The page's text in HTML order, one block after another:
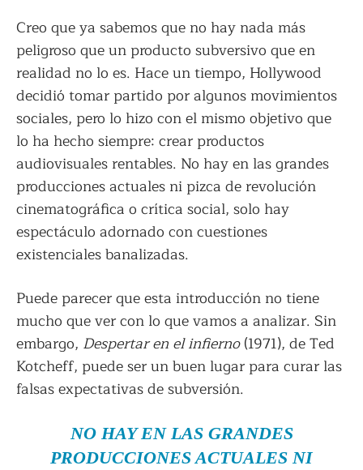
Creo que ya sabemos que no hay nada más
peligroso que un producto subversivo que en
realidad no lo es. Hace un tiempo, Hollywood
decidió tomar partido por algunos movimientos
sociales, pero lo hizo con el mismo objetivo que
lo ha hecho siempre: crear productos
audiovisuales rentables. No hay en las grandes
producciones actuales ni pizca de revolución
cinematográfica o crítica social, solo hay
espectáculo adornado con cuestiones
existenciales banalizadas.
Puede parecer que esta introducción no tiene
mucho que ver con lo que vamos a analizar. Sin
embargo, Despertar en el infierno(1971), de Ted
Kotcheff, puede ser un buen lugar para curar las
falsas expectativas de subversión.
NO HAY EN LAS GRANDES
PRODUCCIONES ACTUALES NI